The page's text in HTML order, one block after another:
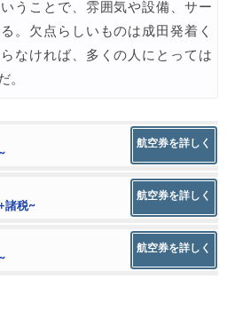
うことで、雰囲気や設備、サー
。欠点らしいものは成田発着く
なければ、多くの人にとっては
。
航空券を詳しく
諸税~
航空券を詳しく
航空券を詳しく